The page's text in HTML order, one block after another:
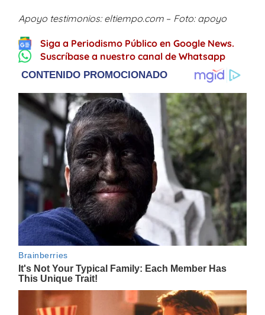
Apoyo testimonios: eltiempo.com – Foto: apoyo
Siga a Periodismo Público en Google News.
Suscríbase a nuestro canal de Whatsapp